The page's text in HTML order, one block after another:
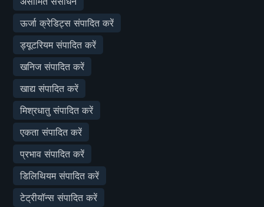
ऊर्जा क्रेडिट्स संपादित करें
ड्यूटरियम संपादित करें
खनिज संपादित करें
खाद्य संपादित करें
मिश्रधातु संपादित करें
एकता संपादित करें
प्रभाव संपादित करें
डिलिथियम संपादित करें
टेट्रीयॉन्स संपादित करें